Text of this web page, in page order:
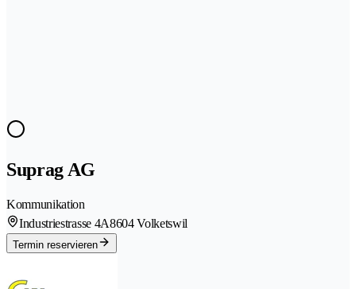
Suprag AG
Kommunikation
Industriestrasse 4A8604 Volketswil
Termin reservieren